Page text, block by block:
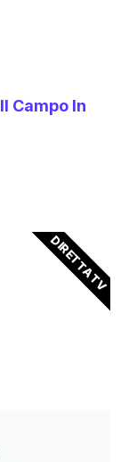
Campo In
DIRETTA TV